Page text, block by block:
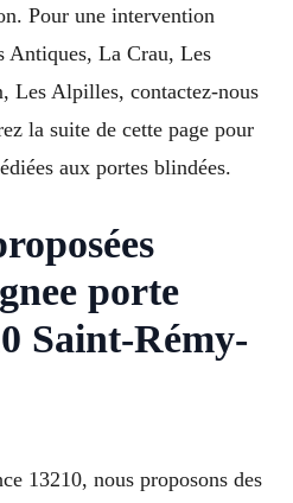
Pour une intervention
Antiques, La Crau, Les
Les Alpilles, contactez-nous
la suite de cette page pour
aux portes blindées.
porte
Saint-Rémy-
13210, nous proposons des